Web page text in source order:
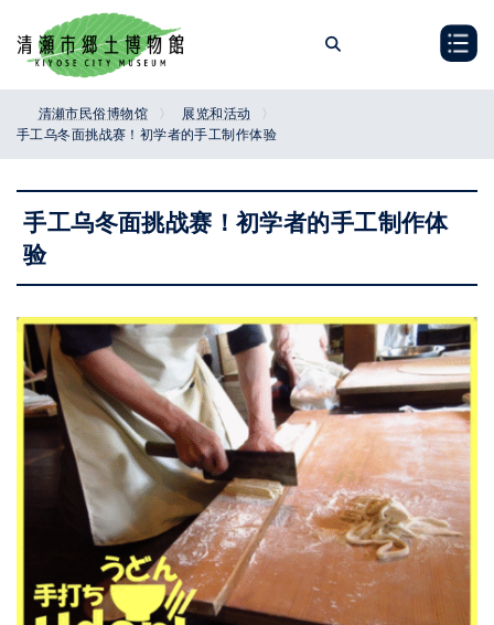
the
content
the
Navigation
清瀬市民俗博物馆
展览和活动
手工乌冬面挑战赛！初学者的手工制作体验
手工乌冬面挑战赛！初学者的手工制作体
验